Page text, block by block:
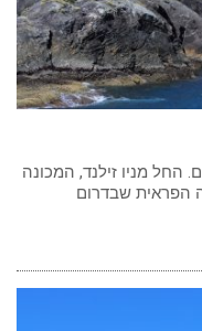
החל מניו זילנד, המכונה
הפראית שבדרום